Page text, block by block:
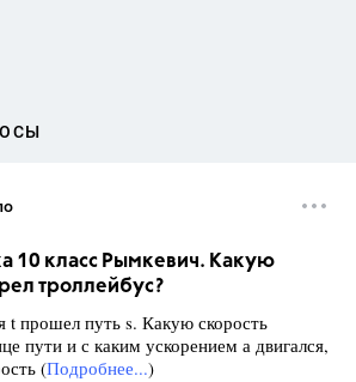
10 класс Рымкевич. Какую
троллейбус?
t прошел путь s. Какую скорость
пути и с каким ускорением а двигался,
(Подробнее...)